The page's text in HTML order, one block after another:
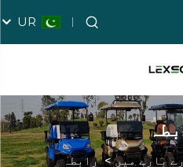
UR
بارے میں>رابطہ